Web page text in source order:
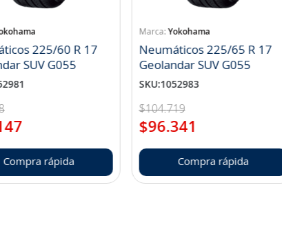
225/60 R 17
SUV G055
Compra rápida
Yokohama
Neumáticos 225/65 R 17
Geolandar SUV G055
SKU:1052983
$104.719
$96.341
Compra rápida